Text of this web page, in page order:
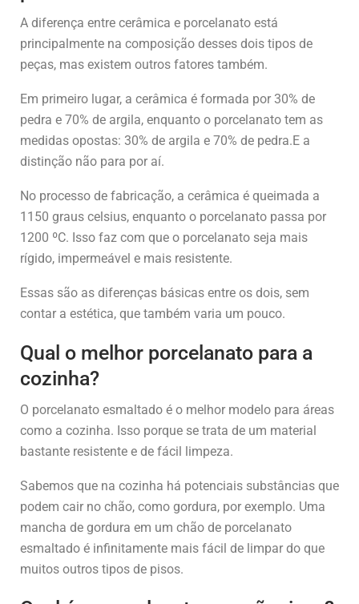
A diferença entre cerâmica e porcelanato está
principalmente na composição desses dois tipos de
peças, mas existem outros fatores também.
Em primeiro lugar, a cerâmica é formada por 30% de
pedra e 70% de argila, enquanto o porcelanato tem as
medidas opostas: 30% de argila e 70% de pedra.E a
distinção não para por aí.
No processo de fabricação, a cerâmica é queimada a
1150 graus celsius, enquanto o porcelanato passa por
1200 ºC. Isso faz com que o porcelanato seja mais
rígido, impermeável e mais resistente.
Essas são as diferenças básicas entre os dois, sem
contar a estética, que também varia um pouco.
Qual o melhor porcelanato para a
cozinha?
O porcelanato esmaltado é o melhor modelo para áreas
como a cozinha. Isso porque se trata de um material
bastante resistente e de fácil limpeza.
Sabemos que na cozinha há potenciais substâncias que
podem cair no chão, como gordura, por exemplo. Uma
mancha de gordura em um chão de porcelanato
esmaltado é infinitamente mais fácil de limpar do que
muitos outros tipos de pisos.